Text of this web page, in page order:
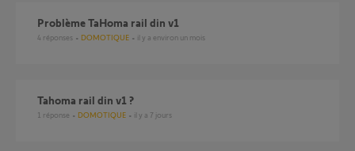
Problème TaHoma rail din v1
4 réponses DOMOTIQUE il y a environ un mois
Tahoma rail din v1 ?
1 réponse DOMOTIQUE il y a 7 jours